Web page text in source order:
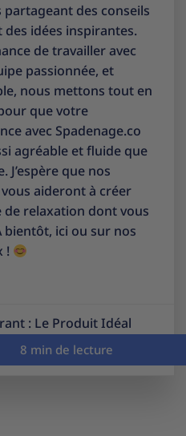
partageant des conseils
des idées inspirantes.
de travailler avec
passionnée, et
nous mettons tout en
que votre
avec Spadenage.co
agréable et fluide que
J’espère que nos
aideront à créer
de relaxation dont vous
bientôt, ici ou sur nos
!
: Le Produit Idéal